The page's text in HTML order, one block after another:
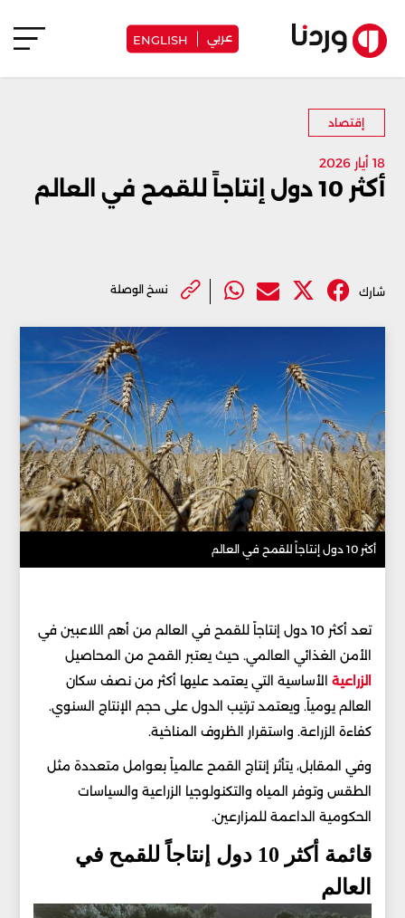
عربي ENGLISH
إقتصاد
18 أيار 2026
أكثر 10 دول إنتاجاً للقمح في العالم
شارك نسخ الوصلة
أكثر 10 دول إنتاجاً للقمح في العالم
تعد أكثر 10 دول إنتاجاً للقمح في العالم من أهم اللاعبين في
الأمن الغذائي العالمي. حيث يعتبر القمح من المحاصيل
الزراعية الأساسية التي يعتمد عليها أكثر من نصف سكان
العالم يومياً. ويعتمد ترتيب الدول على حجم الإنتاج السنوي.
كفاءة الزراعة. واستقرار الظروف المناخية.
وفي المقابل، يتأثر إنتاج القمح عالمياً بعوامل متعددة مثل
الطقس وتوفر المياه والتكنولوجيا الزراعية والسياسات
الحكومية الداعمة للمزارعين.
قائمة أكثر 10 دول إنتاجاً للقمح في
العالم